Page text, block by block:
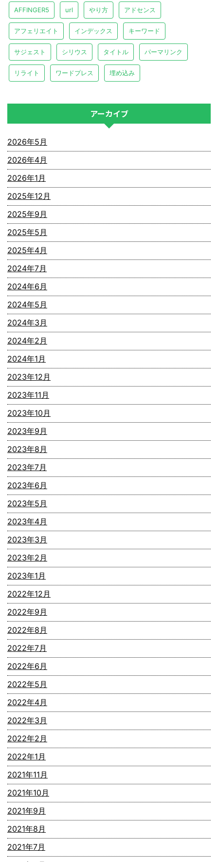
AFFINGER5 url やり方 アドセンス
アフェリエイト インデックス キーワード
サジェスト シリウス タイトル パーマリンク
リライト ワードプレス 埋め込み
アーカイブ
2026年5月
2026年4月
2026年1月
2025年12月
2025年9月
2025年5月
2025年4月
2024年7月
2024年6月
2024年5月
2024年3月
2024年2月
2024年1月
2023年12月
2023年11月
2023年10月
2023年9月
2023年8月
2023年7月
2023年6月
2023年5月
2023年4月
2023年3月
2023年2月
2023年1月
2022年12月
2022年9月
2022年8月
2022年7月
2022年6月
2022年5月
2022年4月
2022年3月
2022年2月
2022年1月
2021年11月
2021年10月
2021年9月
2021年8月
2021年7月